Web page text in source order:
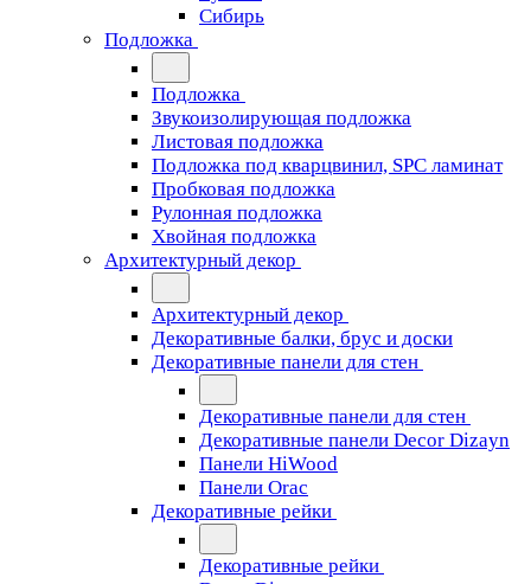
Сибирь
Подложка
Подложка
Звукоизолирующая подложка
Листовая подложка
Подложка под кварцвинил, SPC ламинат
Пробковая подложка
Рулонная подложка
Хвойная подложка
Архитектурный декор
Архитектурный декор
Декоративные балки, брус и доски
Декоративные панели для стен
Декоративные панели для стен
Декоративные панели Decor Dizayn
Панели HiWood
Панели Orac
Декоративные рейки
Декоративные рейки